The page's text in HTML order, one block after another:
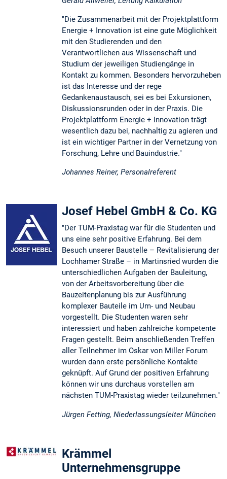
"Die Zusammenarbeit mit der Projektplattform
Energie + Innovation ist eine gute Möglichkeit
mit den Studierenden und den
Verantwortlichen aus Wissenschaft und
Studium der jeweiligen Studiengänge in
Kontakt zu kommen. Besonders hervorzuheben
ist das Interesse und der rege
Gedankenaustausch, sei es bei Exkursionen,
Diskussionsrunden oder in der Praxis. Die
Projektplattform Energie + Innovation trägt
wesentlich dazu bei, nachhaltig zu agieren und
ist ein wichtiger Partner in der Vernetzung von
Forschung, Lehre und Bauindustrie."
Johannes Reiner, Personalreferent
Josef Hebel GmbH & Co. KG
"Der TUM-Praxistag war für die Studenten und
uns eine sehr positive Erfahrung. Bei dem
Besuch unserer Baustelle – Revitalisierung der
Lochhamer Straße – in Martinsried wurden die
unterschiedlichen Aufgaben der Bauleitung,
von der Arbeitsvorbereitung über die
Bauzeitenplanung bis zur Ausführung
komplexer Bauteile im Um- und Neubau
vorgestellt. Die Studenten waren sehr
interessiert und haben zahlreiche kompetente
Fragen gestellt. Beim anschließenden Treffen
aller Teilnehmer im Oskar von Miller Forum
wurden dann erste persönliche Kontakte
geknüpft. Auf Grund der positiven Erfahrung
können wir uns durchaus vorstellen am
nächsten TUM-Praxistag wieder teilzunehmen."
Jürgen Fetting, Niederlassungsleiter München
Krämmel
Unternehmensgruppe